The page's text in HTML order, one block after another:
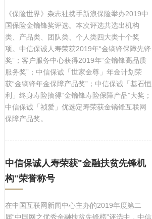
《保险世界》杂志社携手新浪保险举办2019中
国保险金镝锋奖评选。本次评选共选出机构
类、产品类、团队类、个人类四大类十个奖
项。中信保诚人寿荣获2019年“金镝锋保障先锋
奖”；客户服务中心获得2019年“金镝锋高品质
服务奖”；中信保诚「世家金尊」年金计划荣
获“金镝锋年金保障产品奖”；中信保诚「基石恒
利」终身寿险摘得“金镝锋寿险保障产品”大奖；
中信保诚「祯爱」优选定寿荣获金镝锋互联网
保障产品奖。
中信保诚人寿荣获"金融扶贫先锋机
构"荣誉称号
在中国互联网新闻中心主办的2019年度第二
届“中国网之优秀金融扶贫先锋榜”评选中，中信